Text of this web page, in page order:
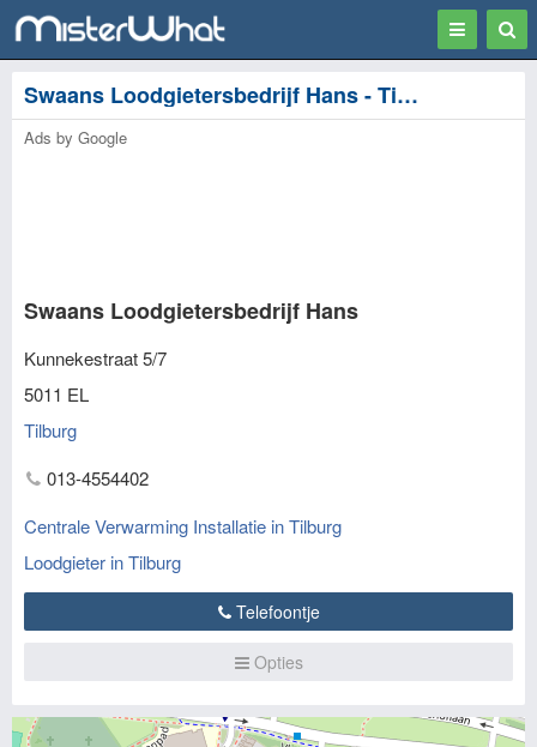
Toggle
Swaans Loodgietersbedrijf Hans - Tilburg
Ads by Google
Swaans Loodgietersbedrijf Hans
Kunnekestraat 5/7
5011 EL
Tilburg
013-4554402
Centrale Verwarming Installatie in Tilburg
Loodgieter in Tilburg
Telefoontje
Opties